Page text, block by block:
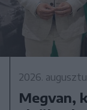
2026.
Megvan,